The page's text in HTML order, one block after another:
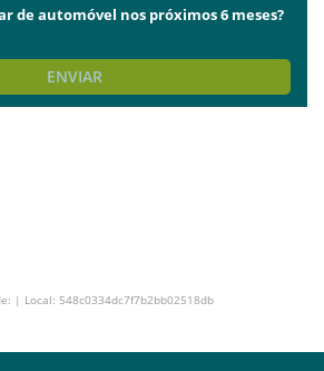
de automóvel nos próximos 6 meses?
ENVIAR
| Local: 548c0334dc7f7b2bb02518db